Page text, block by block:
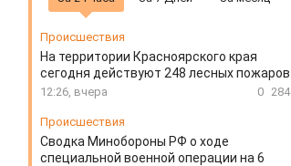
Происшествия
На территории Красноярского края
сегодня действуют 248 лесных пожаров
12:26, вчера 0 284
Происшествия
Сводка Минобороны РФ о ходе
специальной военной операции на 6